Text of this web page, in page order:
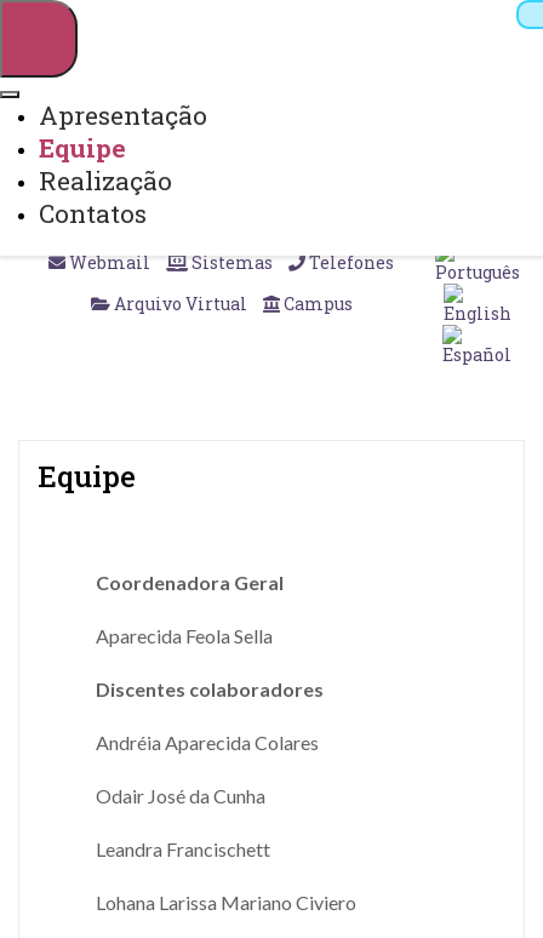
Webmail Sistemas
Telefones
Arquivo Virtual
Campus
Apresentação
Equipe
Realização
Contatos
Equipe
Coordenadora Geral
Aparecida Feola Sella
Discentes colaboradores
Andréia Aparecida Colares
Odair José da Cunha
Leandra Francischett
Lohana Larissa Mariano Civiero